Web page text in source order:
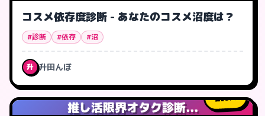
コスメ依存度診断 - あなたのコスメ沼度は？
#診断 #依存 #沼
升 升田んぼ
推し活限界オタク診断...
8人